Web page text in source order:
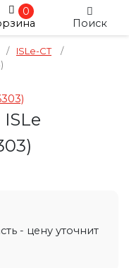
0
Поиск
/ ISLe-CT
/
)
- цену уточнит